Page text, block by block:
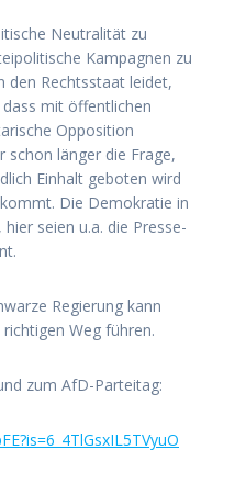
Neutralität zu
Kampagnen zu
den Rechtsstaat leidet,
mit öffentlichen
Opposition
schon länger die Frage,
Einhalt geboten wird
Die Demokratie in
seien u.a. die Presse-
Regierung kann
Weg führen.
zum AfD-Parteitag: